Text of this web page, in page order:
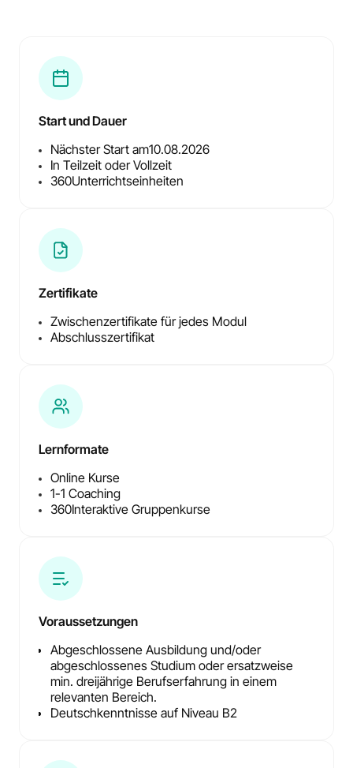
Start und Dauer
Nächster Start am10.08.2026
In Teilzeit oder Vollzeit
360Unterrichtseinheiten
Zertifikate
Zwischenzertifikate für jedes Modul
Abschlusszertifikat
Lernformate
Online Kurse
1-1 Coaching
360Interaktive Gruppenkurse
Voraussetzungen
Abgeschlossene Ausbildung und/oder
abgeschlossenes Studium oder ersatzweise
min. dreijährige Berufserfahrung in einem
relevanten Bereich.
Deutschkenntnisse auf Niveau B2